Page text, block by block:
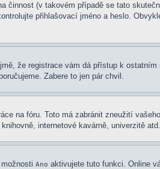
(v takovém případě se tato
přihlašovací jméno a heslo.
že registrace vám dá přístup k
Zabere to jen pár chvil.
na fóru. Toto má zabránit zneužití
internetové kavárně, univerzitě atd.
Ano aktivujete tuto funkci. Online